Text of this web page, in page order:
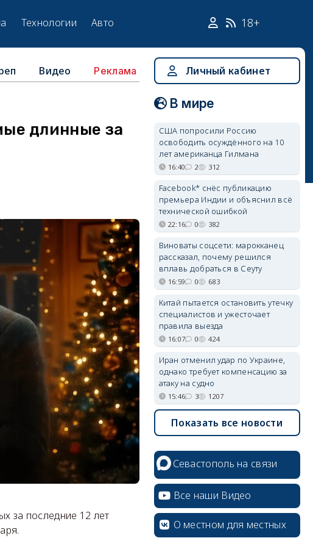
Технологии Авто 18+
Видео Реклама
длинные за
за последние 12 лет
Личный кабинет
В мире
США попросили Россию
освободить осуждённого на 10
лет американца Гилмана
16:40 2 312
Facebook* снёс публикацию
премьера Индии и объяснил всё
технической ошибкой
22:16 0 382
Виноваты соцсети: марокканец
рассказал, почему решился
вплавь добраться в Сеуту
16:59 0 683
Китай пытается остановить утечку
специалистов и ужесточает
правила выезда
16:07 0 424
Иран отменил удар по Украине,
однако требует компенсацию за
атаку на судно
15:46 3 1207
Показать все новости
Севастополь на связи
Все наши Видео
О местном для местных